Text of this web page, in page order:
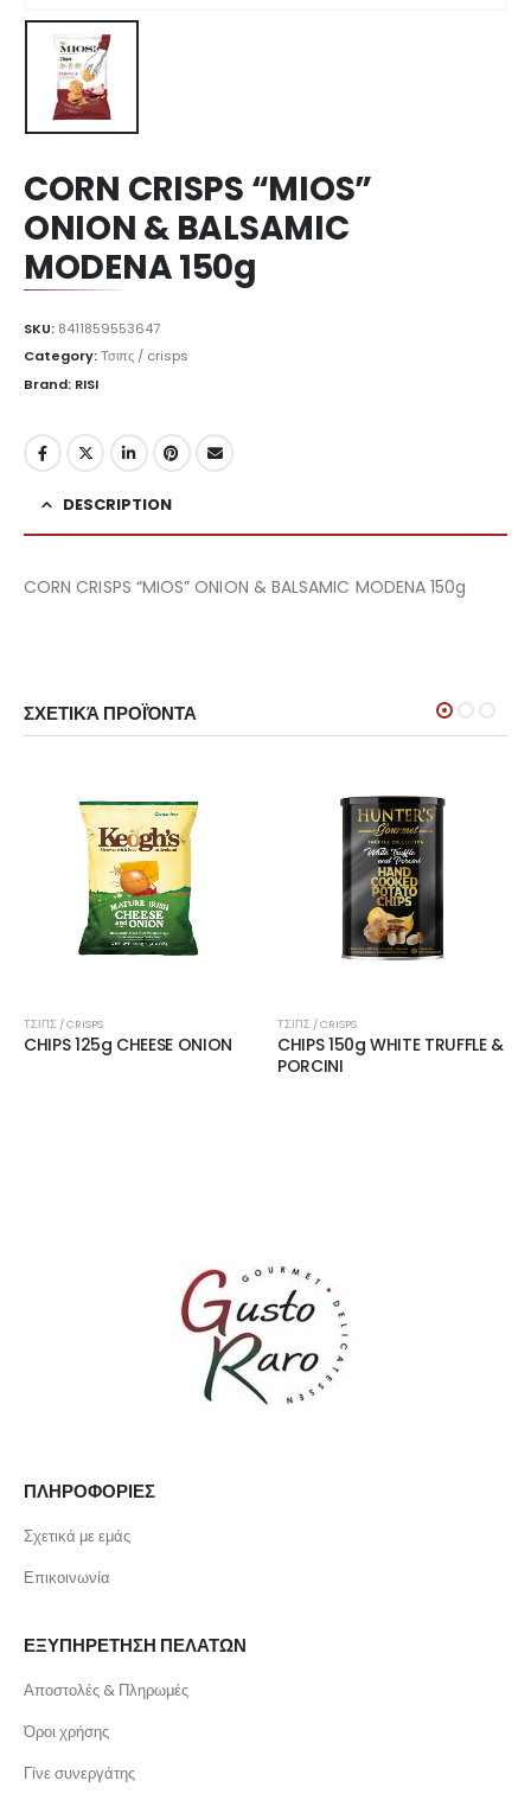
CORN CRISPS “MIOS”
ONION & BALSAMIC
MODENA 150g
SKU: 8411859553647
Category:Τσιπς / crisps
Brand: RISI
DESCRIPTION
CORN CRISPS “MIOS” ONION & BALSAMIC MODENA 150g
ΣΧΕΤΙΚΆ ΠΡΟΪΌΝΤΑ
ΤΣΙΠΣ / CRISPS
CHIPS 125g CHEESE ONION
ΤΣΙΠΣ / CRISPS
CHIPS 150g WHITE TRUFFLE &
PORCINI
ΠΛΗΡΟΦΟΡΙΕΣ
Σχετικά με εμάς
Επικοινωνία
ΕΞΥΠΗΡΕΤΗΣΗ ΠΕΛΑΤΩΝ
Αποστολές & Πληρωμές
Όροι χρήσης
Γίνε συνεργάτης